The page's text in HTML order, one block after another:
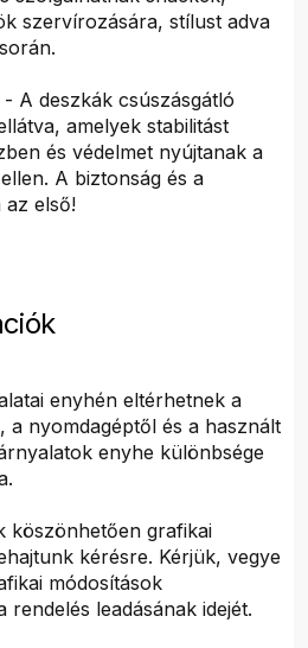
szervírozására, stílust adva
- A deszkák csúszásgátló
amelyek stabilitást
és védelmet nyújtanak a
A biztonság és a
az első!
enyhén eltérhetnek a
a nyomdagéptől és a használt
enyhe különbsége
köszönhetően grafikai
kérésre. Kérjük, vegye
módosítások
rendelés leadásának idejét.